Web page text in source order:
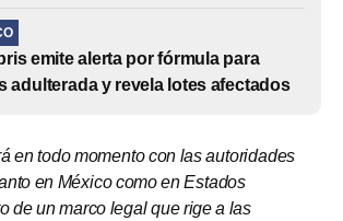
emite alerta por fórmula para
adulterada y revela lotes afectados
en todo momento con las autoridades
en México como en Estados
de un marco legal que rige a las